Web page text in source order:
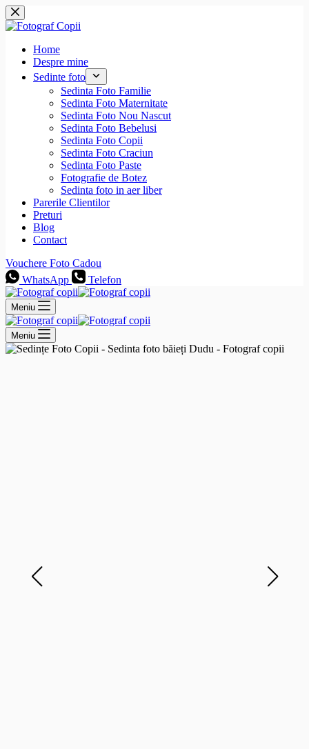
Sari
la
conținut
Home
Despre mine
Sedinte foto
Sedinta Foto Familie
Sedinta Foto Maternitate
Sedinta Foto Nou Nascut
Sedinta Foto Bebelusi
Sedinta Foto Copii
Sedinta Foto Craciun
Sedinta Foto Paste
Fotografie de Botez
Sedinta foto in aer liber
Parerile Clientilor
Preturi
Blog
Contact
Vouchere Foto Cadou
WhatsApp
Telefon
Meniu
Meniu